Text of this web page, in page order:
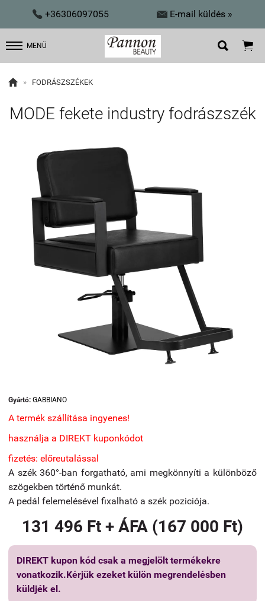
 +36306097055  E-mail küldés »
MENÜ  
 » FODRÁSZSZÉKEK
MODE fekete industry fodrászszék
Gyártó: GABBIANO
A termék szállítása ingyenes!
használja a DIREKT kuponkódot
fizetés: előreutalással
A szék 360°-ban forgatható, ami megkönnyíti a különböző
szögekben történő munkát.
A pedál felemelésével fixalható a szék poziciója.
131 496 Ft + ÁFA (167 000 Ft)
DIREKT kupon kód csak a megjelölt termékekre
vonatkozik.Kérjük ezeket külön megrendelésben
küldjék el.